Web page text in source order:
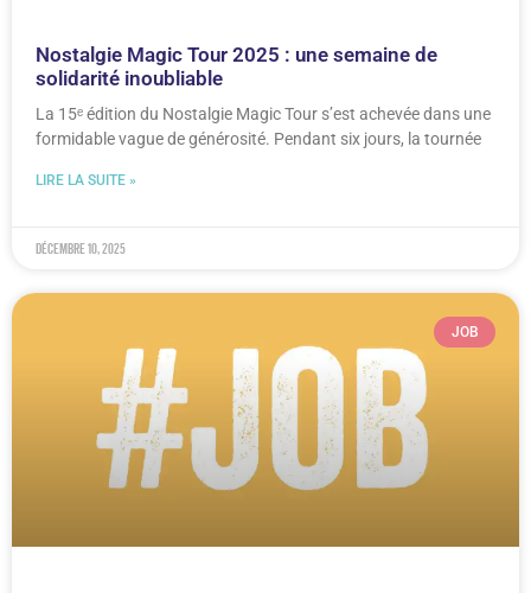
Nostalgie Magic Tour 2025 : une semaine de
solidarité inoubliable
La 15ᵉ édition du Nostalgie Magic Tour s’est achevée dans une
formidable vague de générosité. Pendant six jours, la tournée
LIRE LA SUITE »
décembre 10, 2025
JOB